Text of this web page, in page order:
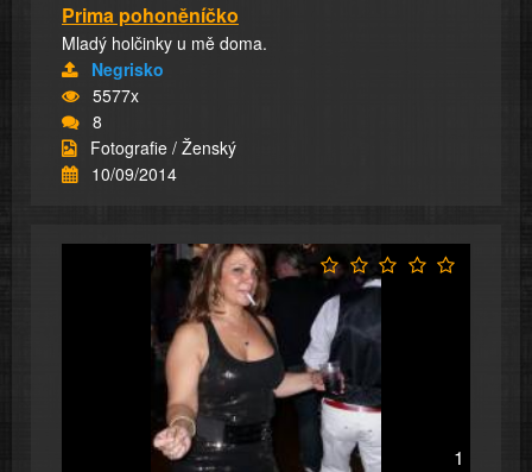
Prima pohoněníčko
Mladý holčinky u mě doma.
Negrisko
5577x
8
Fotografie / Ženský
10/09/2014
1